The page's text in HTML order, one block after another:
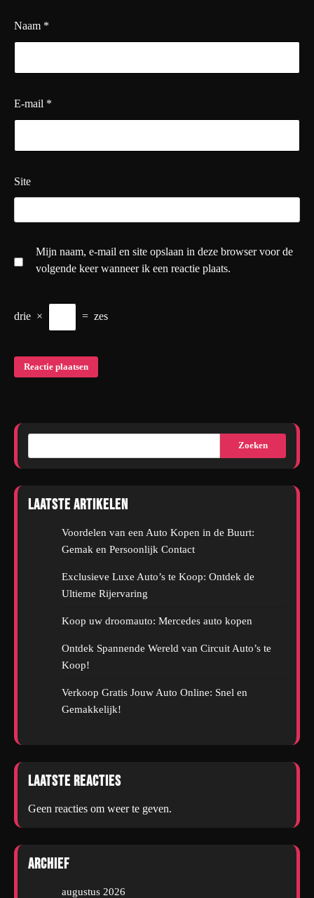
Naam *
E-mail *
Site
Mijn naam, e-mail en site opslaan in deze browser voor de
volgende keer wanneer ik een reactie plaats.
drie × = zes
Zoeken
Laatste artikelen
Voordelen van een Auto Kopen in de Buurt:
Gemak en Persoonlijk Contact
Exclusieve Luxe Auto’s te Koop: Ontdek de
Ultieme Rijervaring
Koop uw droomauto: Mercedes auto kopen
Ontdek Spannende Wereld van Circuit Auto’s te
Koop!
Verkoop Gratis Jouw Auto Online: Snel en
Gemakkelijk!
Laatste reacties
Geen reacties om weer te geven.
Archief
augustus 2026